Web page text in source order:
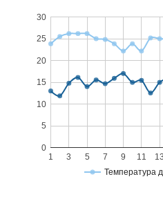
Температура
1 3 5 7 9 11
0
5
10
15
20
25
30